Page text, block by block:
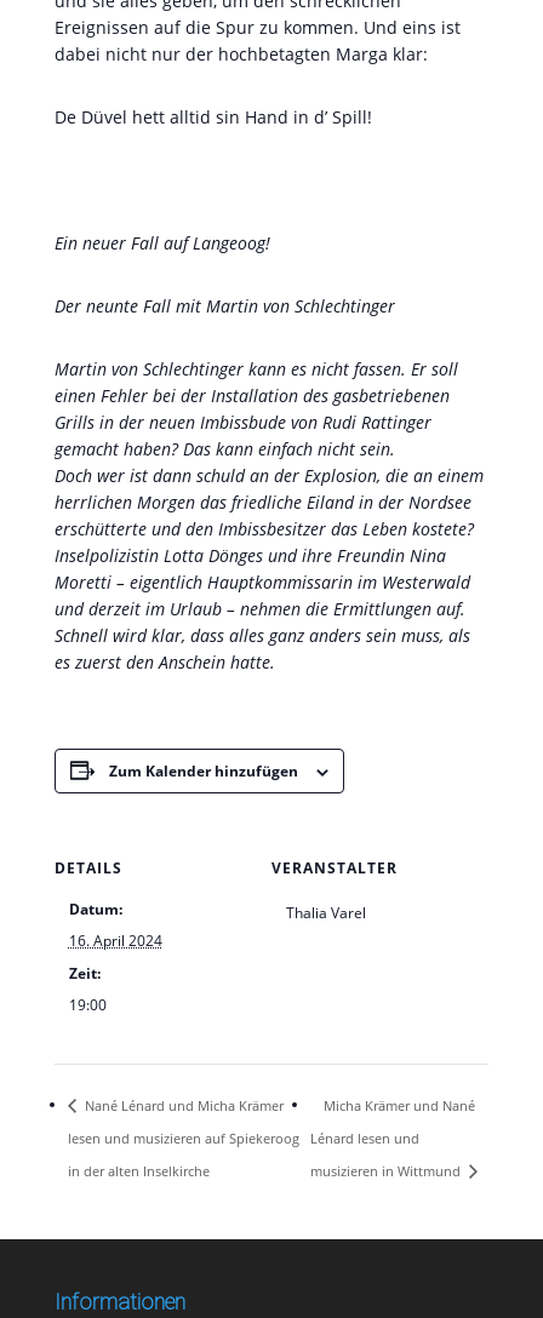
Ereignissen auf die Spur zu kommen. Und eins ist
dabei nicht nur der hochbetagten Marga klar:
De Düvel hett alltid sin Hand in d’ Spill!
Ein neuer Fall auf Langeoog!
Der neunte Fall mit Martin von Schlechtinger
Martin von Schlechtinger kann es nicht fassen. Er soll
einen Fehler bei der Installation des gasbetriebenen
Grills in der neuen Imbissbude von Rudi Rattinger
gemacht haben? Das kann einfach nicht sein.
Doch wer ist dann schuld an der Explosion, die an einem
herrlichen Morgen das friedliche Eiland in der Nordsee
erschütterte und den Imbissbesitzer das Leben kostete?
Inselpolizistin Lotta Dönges und ihre Freundin Nina
Moretti – eigentlich Hauptkommissarin im Westerwald
und derzeit im Urlaub – nehmen die Ermittlungen auf.
Schnell wird klar, dass alles ganz anders sein muss, als
es zuerst den Anschein hatte.
Zum Kalender hinzufügen
DETAILS
Datum:
16. April 2024
Zeit:
19:00
VERANSTALTER
Thalia Varel
Nané Lénard und Micha Krämer
lesen und musizieren auf Spiekeroog
in der alten Inselkirche
Micha Krämer und Nané
Lénard lesen und
musizieren in Wittmund
Informationen